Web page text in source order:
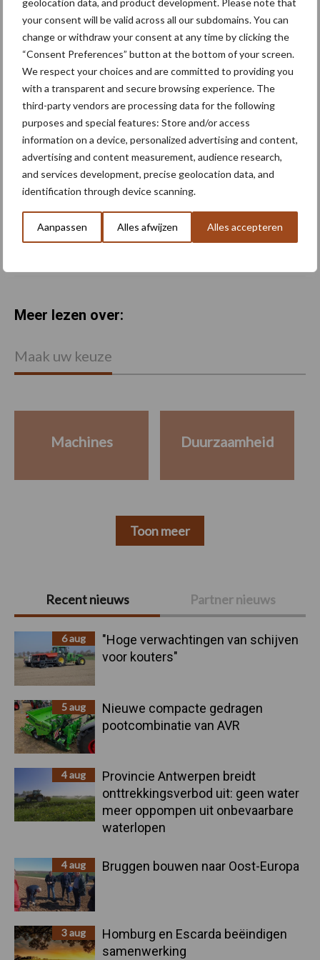
your consent will be valid across all our subdomains. You can
change or withdraw your consent at any time by clicking the
“Consent Preferences” button at the bottom of your screen.
We respect your choices and are committed to providing you
with a transparent and secure browsing experience. The
third-party vendors are processing data for the following
purposes and special features: Store and/or access
information on a device, personalized advertising and content,
advertising and content measurement, audience research,
and services development, precise geolocation data, and
identification through device scanning.
Aanpassen Alles afwijzen Alles accepteren
Primaire
Sidebar
Recent nieuws Partner nieuws
6 aug
"Hoge verwachtingen van schijven
voor kouters"
5 aug
Nieuwe compacte gedragen
pootcombinatie van AVR
4 aug
Provincie Antwerpen breidt
onttrekkingsverbod uit: geen water
meer oppompen uit onbevaarbare
waterlopen
4 aug Bruggen bouwen naar Oost-Europa
3 aug
Homburg en Escarda beëindigen
samenwerking
Pöttinger brengt Puro H
3000-precisiezaaimachine
in 2027 op Europese markt
Lemken Saphir XMR:
mechanische zaaimachine
met meer precisie en
gebruiksgemak
van ZOCON uitgeleverd
Meer lezen over:
Maak uw keuze
Machines Duurzaamheid
Toon meer